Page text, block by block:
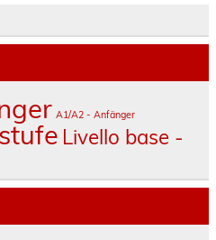
A1/A2 - Anfänger
Livello base -